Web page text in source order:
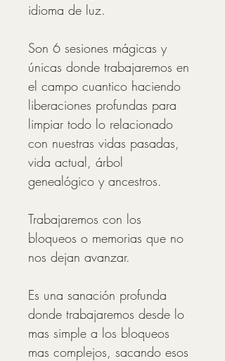
idioma de luz.
Son 6 sesiones mágicas y
únicas donde trabajaremos en
el campo cuantico haciendo
liberaciones profundas para
limpiar todo lo relacionado
con nuestras vidas pasadas,
vida actual, árbol
genealógico y ancestros.
Trabajaremos con los
bloqueos o memorias que no
nos dejan avanzar.
Es una sanación profunda
donde trabajaremos desde lo
mas simple a los bloqueos
mas complejos, sacando esos